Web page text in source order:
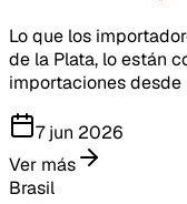
Lo que los
de la Plata, lo están
importaciones desde
7 jun 2026
Ver más
Brasil